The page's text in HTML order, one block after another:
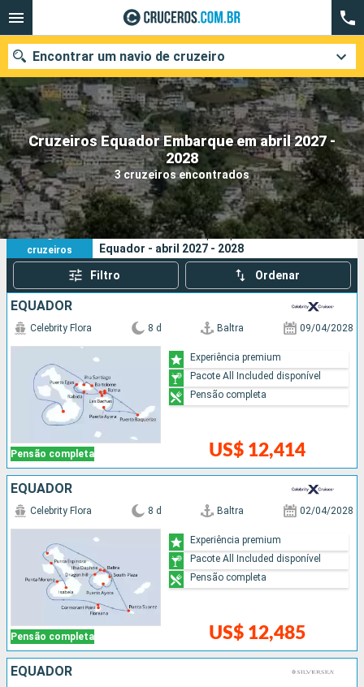
Cruzeiros Equador Embarque em abril 2027 -
2028
3 cruzeiros encontrados
Encontrar um navio de cruzeiro
Quando ir?
Data de partida
Cidades Companhias
Pesquisar
3
cruzeiros
Os seus critérios de pesquisa:
Equador - abril 2027 - 2028
Filtro Ordenar
EQUADOR
Pensão completa
Celebrity Flora 8 d Baltra 09/04/2028
US$ 12,414
Experiência premium
Pacote All Included disponível
Pensão completa
EQUADOR
Pensão completa
Celebrity Flora 8 d Baltra 02/04/2028
US$ 12,485
Experiência premium
Pacote All Included disponível
Pensão completa
EQUADOR